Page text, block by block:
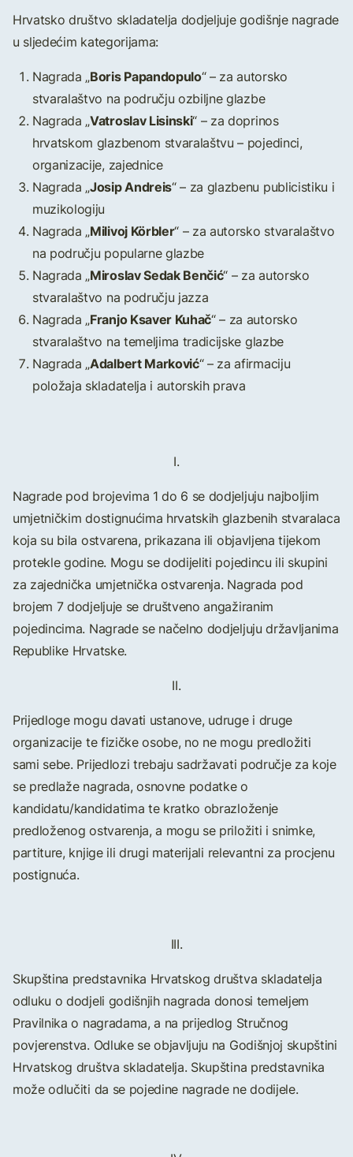
Hrvatsko društvo skladatelja dodjeljuje godišnje nagrade
u sljedećim kategorijama:
Nagrada „Boris Papandopulo“ – za autorsko
stvaralaštvo na području ozbiljne glazbe
Nagrada „Vatroslav Lisinski“ – za doprinos
hrvatskom glazbenom stvaralaštvu – pojedinci,
organizacije, zajednice
Nagrada „Josip Andreis“ – za glazbenu publicistiku i
muzikologiju
Nagrada „Milivoj Körbler“ – za autorsko stvaralaštvo
na području popularne glazbe
Nagrada „Miroslav Sedak Benčić“ – za autorsko
stvaralaštvo na području jazza
Nagrada „Franjo Ksaver Kuhač“ – za autorsko
stvaralaštvo na temeljima tradicijske glazbe
Nagrada „Adalbert Marković“ – za afirmaciju
položaja skladatelja i autorskih prava
I.
Nagrade pod brojevima 1 do 6 se dodjeljuju najboljim
umjetničkim dostignućima hrvatskih glazbenih stvaralaca
koja su bila ostvarena, prikazana ili objavljena tijekom
protekle godine. Mogu se dodijeliti pojedincu ili skupini
za zajednička umjetnička ostvarenja. Nagrada pod
brojem 7 dodjeljuje se društveno angažiranim
pojedincima. Nagrade se načelno dodjeljuju državljanima
Republike Hrvatske.
II.
Prijedloge mogu davati ustanove, udruge i druge
organizacije te fizičke osobe, no ne mogu predložiti
sami sebe. Prijedlozi trebaju sadržavati područje za koje
se predlaže nagrada, osnovne podatke o
kandidatu/kandidatima te kratko obrazloženje
predloženog ostvarenja, a mogu se priložiti i snimke,
partiture, knjige ili drugi materijali relevantni za procjenu
postignuća.
III.
Skupština predstavnika Hrvatskog društva skladatelja
odluku o dodjeli godišnjih nagrada donosi temeljem
Pravilnika o nagradama, a na prijedlog Stručnog
povjerenstva. Odluke se objavljuju na Godišnjoj skupštini
Hrvatskog društva skladatelja. Skupština predstavnika
može odlučiti da se pojedine nagrade ne dodijele.